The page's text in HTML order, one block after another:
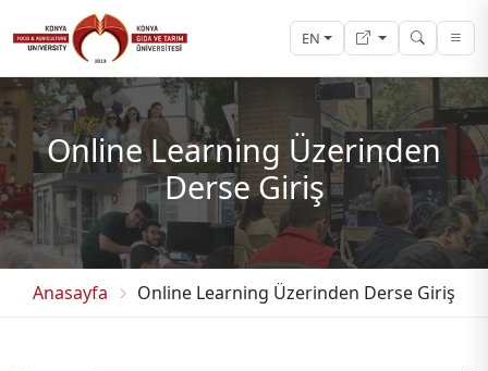
EN
Online Learning Üzerinden
Derse Giriş
Anasayfa Online Learning Üzerinden Derse Giriş